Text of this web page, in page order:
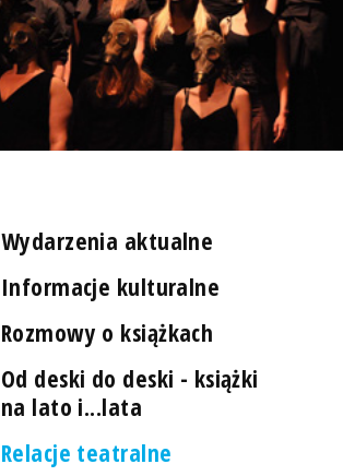
Wydarzenia aktualne
Informacje kulturalne
Rozmowy o książkach
Od deski do deski - książki
na lato i...lata
Relacje teatralne